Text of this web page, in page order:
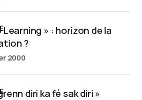
Learning » : horizon de la
?
2000
diri ka fé sak diri »